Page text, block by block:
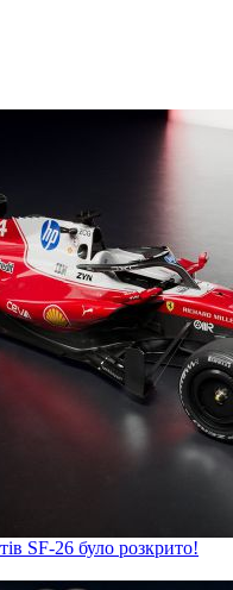
SF-26 було розкрито!